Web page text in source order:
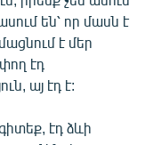
են՝ որ մասն է
է մեր
էդ
այ էդ է:
էդ ձևի